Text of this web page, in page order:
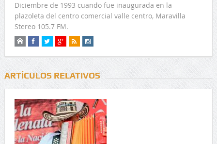
Diciembre de 1993 cuando fue inaugurada en la
plazoleta del centro comercial valle centro, Maravilla
Stereo 105.7 FM.
ARTÍCULOS RELATIVOS